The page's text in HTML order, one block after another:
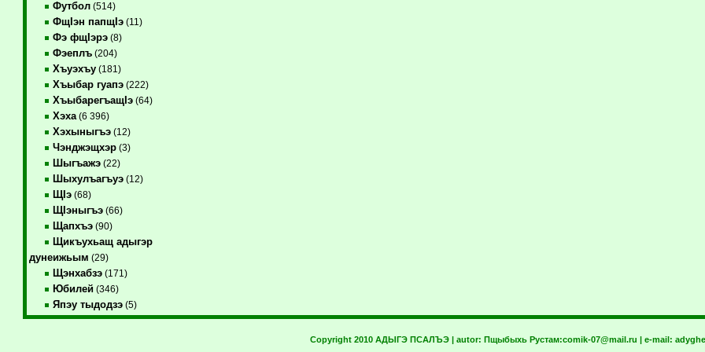
Футбол(514)
ФщIэн папщIэ(11)
Фэ фщIэрэ(8)
Фэеплъ(204)
Хъуэхъу(181)
Хъыбар гуапэ(222)
ХъыбарегъащIэ(64)
Хэха(6 396)
Хэхыныгъэ(12)
Чэнджэщхэр(3)
Шыгъажэ(22)
Шыхулъагъуэ(12)
ЩIэ(68)
ЩIэныгъэ(66)
Щапхъэ(90)
Щикъухьащ адыгэр
дунеижьым (29)
Щэнхабзэ(171)
Юбилей(346)
Япэу тыдодзэ(5)
Copyright 2010 АДЫГЭ ПСАЛЪЭ | autor: Пщыбыхь Рустам:comik-07@mail.ru | e-mail: